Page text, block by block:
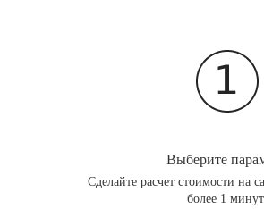
Выберите
Сделайте расчет стоимости на
более 1